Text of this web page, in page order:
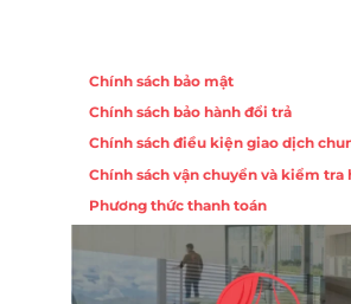
Chính sách bảo mật
Chính sách bảo hành đổi trả
Chính sách điều kiện giao dịch
Chính sách vận chuyển và kiểm tra
Phương thức thanh toán